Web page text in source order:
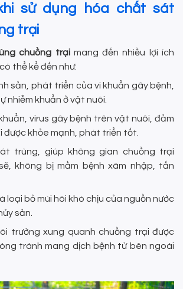
sử dụng hóa chất sát
trại
chuồng trạimang đến nhiều lợi ích
thể kể đến như:
sản, phát triển của vi khuẩn gây bệnh,
nhiễm khuẩn ở vật nuôi.
virus gây bệnh trên vật nuôi, đảm
được khỏe mạnh, phát triển tốt.
trùng, giúp không gian chuồng trại
không bị mầm bệnh xâm nhập, tấn
loại bỏ mùi hôi khó chịu của nguồn nước
sản.
trường xung quanh chuồng trại được
tránh mang dịch bệnh từ bên ngoài